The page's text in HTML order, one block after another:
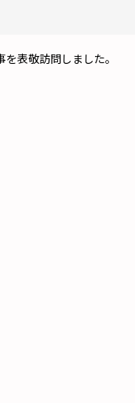
表敬訪問しました。